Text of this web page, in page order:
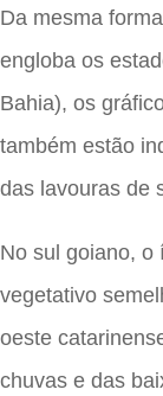
Da mesma
engloba os
Bahia), os
também estão
das lavouras de
No sul goiano, o
vegetativo
oeste
chuvas e das